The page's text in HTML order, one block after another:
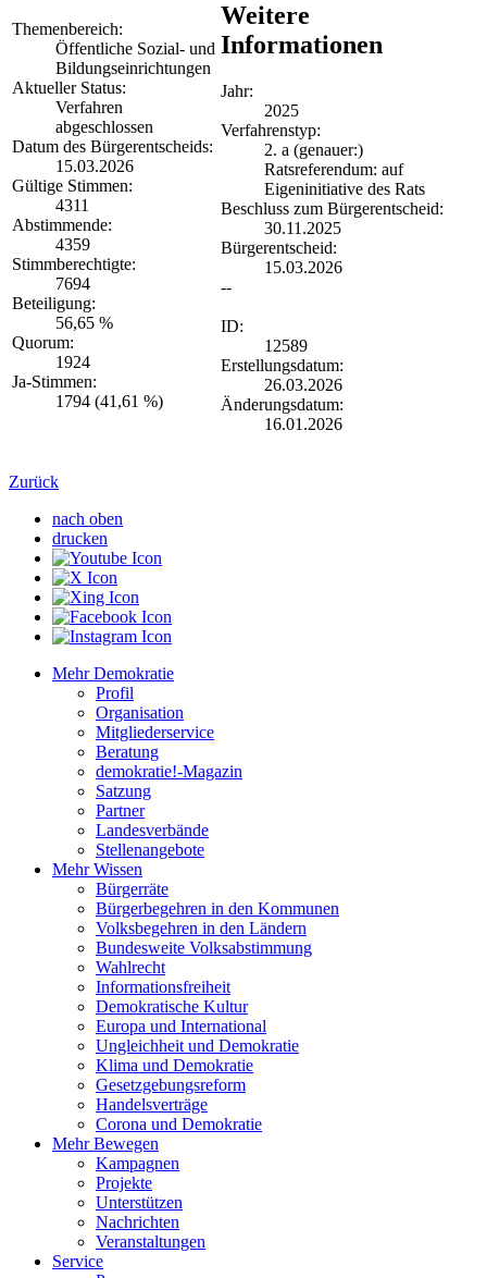
Themenbereich:
Öffentliche Sozial- und
Bildungseinrichtungen
Aktueller Status:
Verfahren
abgeschlossen
Datum des Bürgerentscheids:
15.03.2026
Gültige Stimmen:
4311
Abstimmende:
4359
Stimmberechtigte:
7694
Beteiligung:
56,65 %
Quorum:
1924
Ja-Stimmen:
1794 (41,61 %)
Weitere
Informationen
Jahr:
2025
Verfahrenstyp:
2. a (genauer:)
Ratsreferendum: auf
Eigeninitiative des Rats
Beschluss zum Bürgerentscheid:
30.11.2025
Bürgerentscheid:
15.03.2026
--
ID:
12589
Erstellungsdatum:
26.03.2026
Änderungsdatum:
16.01.2026
Zurück
nach oben
drucken
Mehr Demokratie
Profil
Organisation
Mitgliederservice
Beratung
demokratie!-Magazin
Satzung
Partner
Landesverbände
Stellenangebote
Mehr Wissen
Bürgerräte
Bürgerbegehren in den Kommunen
Volksbegehren in den Ländern
Bundesweite Volksabstimmung
Wahlrecht
Informationsfreiheit
Demokratische Kultur
Europa und International
Ungleichheit und Demokratie
Klima und Demokratie
Gesetzgebungsreform
Handelsverträge
Corona und Demokratie
Mehr Bewegen
Kampagnen
Projekte
Unterstützen
Nachrichten
Veranstaltungen
Service